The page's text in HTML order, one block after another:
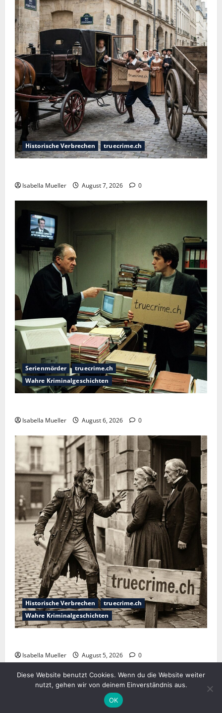
Historische Verbrechen truecrime.ch
Isabella Mueller August 7, 2026 0
Serienmörder
truecrime.ch
Wahre Kriminalgeschichten
Isabella Mueller August 6, 2026 0
Historische Verbrechen
truecrime.ch
Wahre Kriminalgeschichten
Isabella Mueller August 5, 2026 0
Verlag Royal LLC . Copyright © 2025 . All rights
MoreNews
Diese Website benutzt Cookies. Wenn du die Website weiter
nutzt, gehen wir von deinem Einverständnis aus.
OK